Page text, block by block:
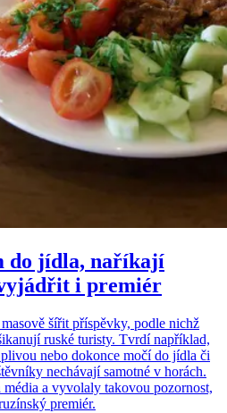
do jídla, naříkají
i premiér
šířit příspěvky, podle nichž
ruské turisty. Tvrdí například,
nebo dokonce močí do jídla či
nechávají samotné v horách.
a vyvolaly takovou pozornost,
premiér.